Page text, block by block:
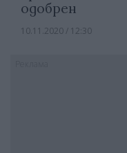
одобрен
10.11.2020 / 12:30